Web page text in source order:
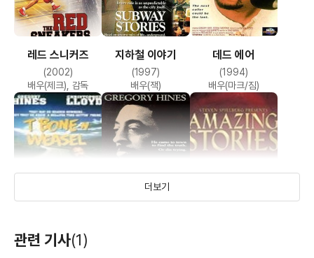
이브의 파괴
(1991)
배우(짐 맥퀘이드)
승리의 탭 댄스
(1989)
배우
사이공
(1988)
배우(알베이비)
필사의 도주
레드 스니커즈
(2002)
배우(제크), 감독
지하철 이야기
(1997)
배우(잭)
데드 에어
(1994)
배우(마크/짐)
투 가이스
더보기
관련 기사(1)